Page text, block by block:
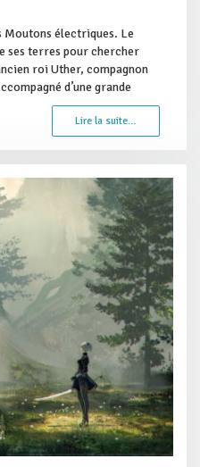
Moutons électriques. Le
ses terres pour chercher
roi Uther, compagnon
d’une grande
Lire la suite…